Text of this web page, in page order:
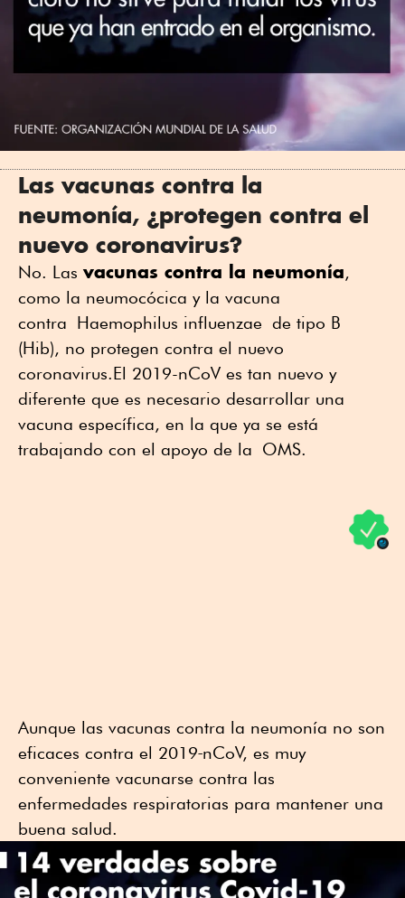
Las vacunas contra la
neumonía, ¿protegen contra el
nuevo coronavirus?
No. Las vacunas contra la neumonía,
como la neumocócica y la vacuna
contra Haemophilus influenzae de tipo B
(Hib), no protegen contra el nuevo
coronavirus.El 2019-nCoV es tan nuevo y
diferente que es necesario desarrollar una
vacuna específica, en la que ya se está
trabajando con el apoyo de la OMS.
Aunque las vacunas contra la neumonía no son
eficaces contra el 2019‑nCoV, es muy
conveniente vacunarse contra las
enfermedades respiratorias para mantener una
buena salud.